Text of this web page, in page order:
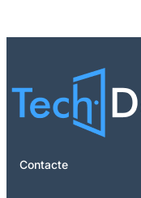
Contacte